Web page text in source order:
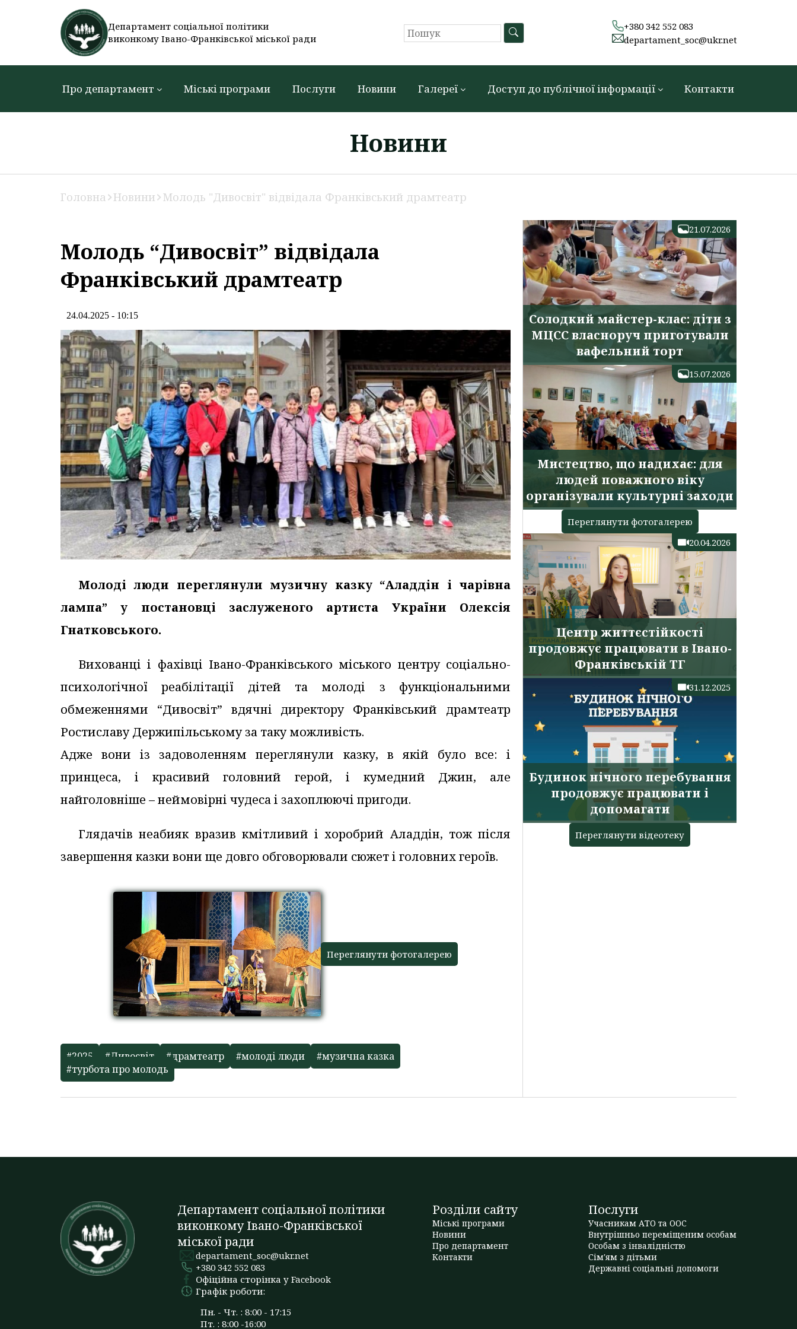
Департамент соціальної політики
виконкому Івано-Франківської міської ради
+380 342 552 083
departament_soc@ukr.net
Про департамент Міські програми Послуги Новини Галереї Доступ до публічної інформації Контакти
Новини
Головна Новини Молодь "Дивосвіт" відвідала Франківський драмтеатр
Молодь “Дивосвіт” відвідала
Франківський драмтеатр
24.04.2025 - 10:15
Молоді люди переглянули музичну казку “Аладдін і чарівна
лампа” у постановці заслуженого артиста України Олексія
Гнатковського.
Вихованці і фахівці Івано-Франківського міського центру соціально-
психологічної реабілітації дітей та молоді з функціональними
обмеженнями “Дивосвіт” вдячні директору Франківський драмтеатр
Ростиславу Держипільському за таку можливість.
Адже вони із задоволенням переглянули казку, в якій було все: і
принцеса, і красивий головний герой, і кумедний Джин, але
найголовніше – неймовірні чудеса і захоплюючі пригоди.
Глядачів неабияк вразив кмітливий і хоробрий Аладдін, тож після
завершення казки вони ще довго обговорювали сюжет і головних героїв.
Переглянути фотогалерею
#2025 #Дивосвіт #драмтеатр #молоді люди
#музична казка
#турбота про молодь
Солодкий майстер-клас: діти з
МЦСС власноруч приготували
вафельний торт
21.07.2026
Мистецтво, що надихає: для
людей поважного віку
організували культурні заходи
15.07.2026
Переглянути фотогалерею
Центр життєстійкості
продовжує працювати в Івано-
Франківській ТГ
20.04.2026
Будинок нічного перебування
продовжує працювати і
допомагати
31.12.2025
Переглянути відеотеку
Департамент соціальної політики
виконкому Івано-Франківської
міської ради
departament_soc@ukr.net
+380 342 552 083
Офіційна сторінка у Facebook
Графік роботи:
Пн. - Чт. : 8:00 - 17:15
Пт. : 8:00 -16:00
Розділи сайту
Міські програми
Новини
Про департамент
Контакти
Послуги
Учасникам АТО та ООС
Внутрішньо переміщеним особам
Особам з інвалідністю
Сім'ям з дітьми
Державні соціальні допомоги